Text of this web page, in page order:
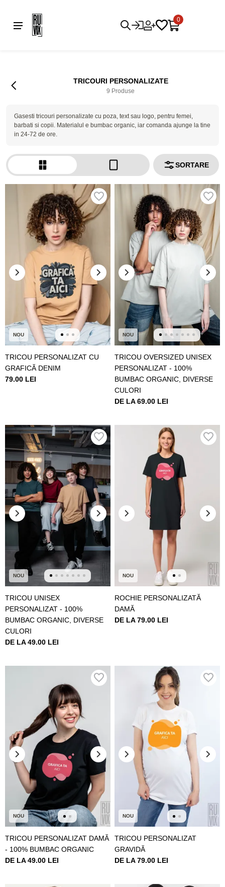
0
TRICOURI PERSONALIZATE
9 Produse
Gasesti tricouri personalizate cu poza, text sau logo, pentru femei,
barbati si copii. Materialul e bumbac organic, iar comanda ajunge la tine
in 24-72 de ore.
SORTARE
NOU
TRICOU PERSONALIZAT CU
GRAFICĂ DENIM
79.00 LEI
NOU
TRICOU OVERSIZED UNISEX
PERSONALIZAT - 100%
BUMBAC ORGANIC, DIVERSE
CULORI
DE LA 69.00 LEI
NOU
TRICOU UNISEX
PERSONALIZAT - 100%
BUMBAC ORGANIC, DIVERSE
CULORI
DE LA 49.00 LEI
NOU
ROCHIE PERSONALIZATĂ
DAMĂ
DE LA 79.00 LEI
NOU
TRICOU PERSONALIZAT DAMĂ
- 100% BUMBAC ORGANIC
DE LA 49.00 LEI
NOU
TRICOU PERSONALIZAT
GRAVIDĂ
DE LA 79.00 LEI